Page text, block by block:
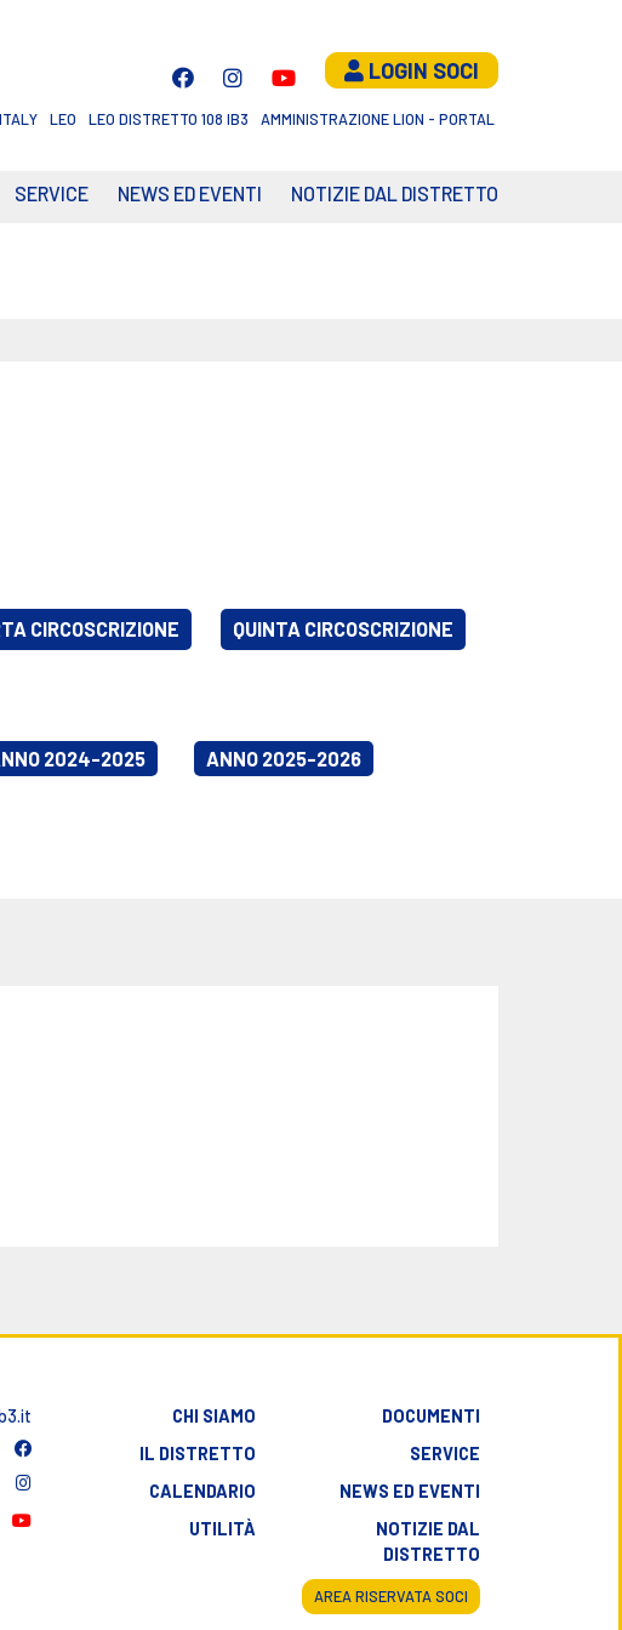
LOGIN SOCI
LEO LEO DISTRETTO 108 IB3 AMMINISTRAZIONE LION - PORTAL
SERVICE NEWS ED EVENTI NOTIZIE DAL DISTRETTO
CIRCOSCRIZIONE QUINTA CIRCOSCRIZIONE
2024-2025
ANNO 2025-2026
CHI SIAMO
IL DISTRETTO
CALENDARIO
UTILITÀ
DOCUMENTI
SERVICE
NEWS ED EVENTI
NOTIZIE DAL
DISTRETTO
AREA RISERVATA SOCI